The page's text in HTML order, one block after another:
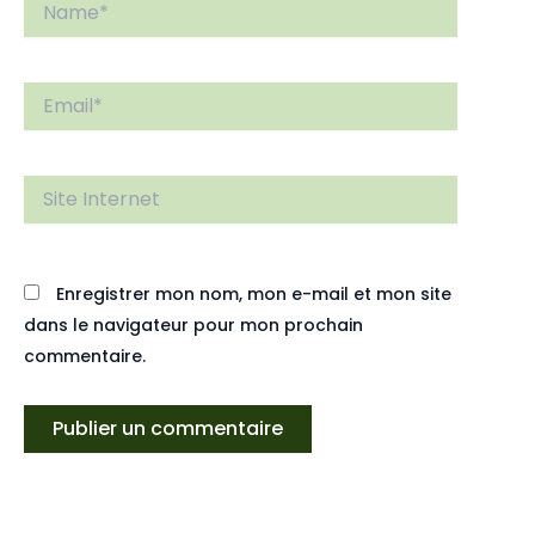
Internet
Enregistrer mon nom, mon e-mail et mon site
dans le navigateur pour mon prochain
commentaire.